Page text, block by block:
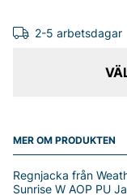
2-5 arbetsdagar
MER OM PRODUKTEN
Regnjacka från
Sunrise W AOP PU